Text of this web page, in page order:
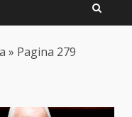
» Pagina 279